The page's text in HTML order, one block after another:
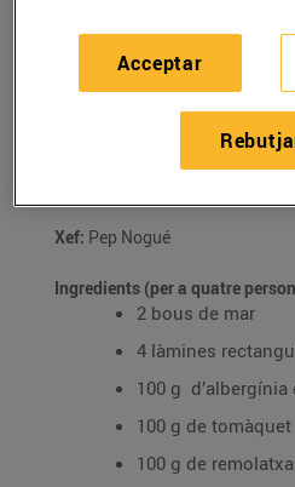
RECEPTES
Canelons
07/d’octubre/2015
Xef: Pep Nogué
Ingredients (per a quatre
2 bous de mar
4 làmines
100 g d’albergínia
100 g de tomàquet
100 g de
Acceptar